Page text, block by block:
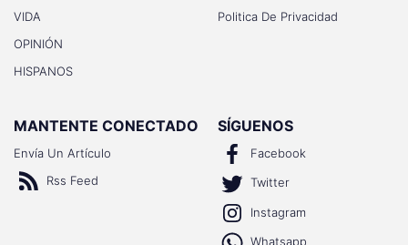
VIDA
OPINIÓN
HISPANOS
Politica De Privacidad
MANTENTE CONECTADO
Envía Un Artículo
Rss Feed
SÍGUENOS
Facebook
Twitter
Instagram
Whatsapp